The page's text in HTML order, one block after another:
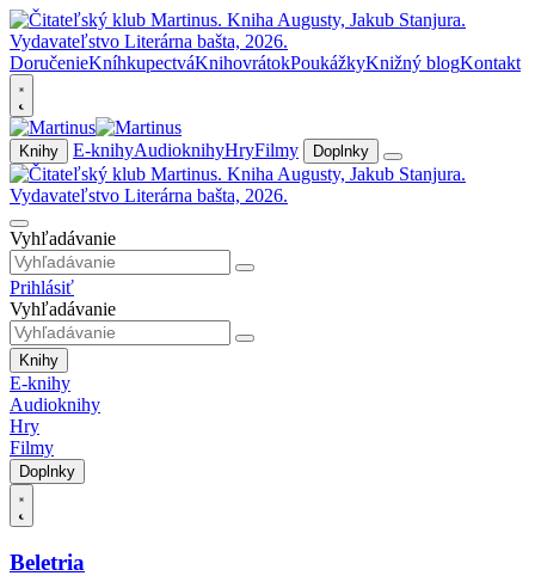
DoručenieKníhkupectváKnihovrátokPoukážkyKnižný blogKontakt
Knihy E-knihyAudioknihyHryFilmy Doplnky
Vyhľadávanie
Prihlásiť
Vyhľadávanie
Knihy
E-knihy
Audioknihy
Hry
Filmy
Doplnky
Beletria